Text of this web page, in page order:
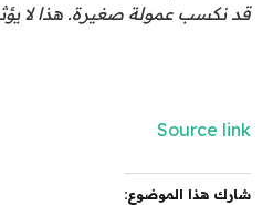
قد نكسب عمولة صغيرة. هذا لا
Source link
شارك هذا الموضوع: